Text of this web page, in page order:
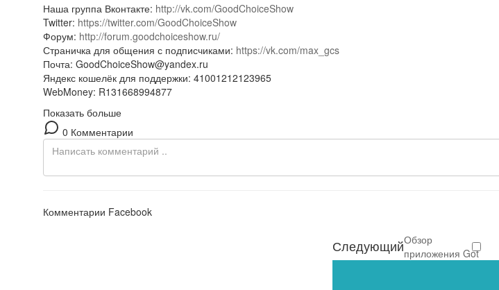
Наша группа Вконтакте: http://vk.com/GoodChoiceShow
Twitter: https://twitter.com/GoodChoiceShow
Форум: http://forum.goodchoiceshow.ru/
Страничка для общения с подписчиками: https://vk.com/max_gcs
Почта: GoodChoiceShow@yandex.ru
Яндекс кошелёк для поддержки: 41001212123965
WebMoney: R131668994877
Показать больше
0 Комментарии
Комментарии Facebook
СледующийОбзор
приложения Got